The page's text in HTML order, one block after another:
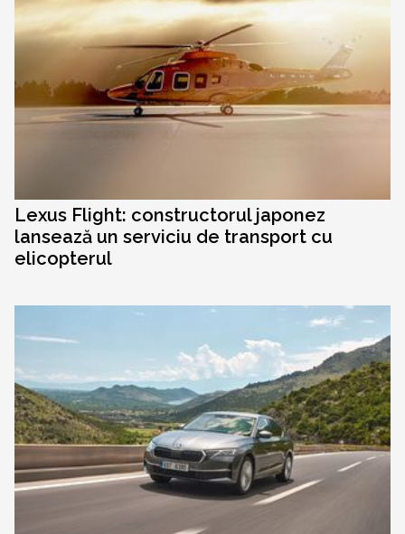
Lexus Flight: constructorul japonez
lansează un serviciu de transport cu
elicopterul